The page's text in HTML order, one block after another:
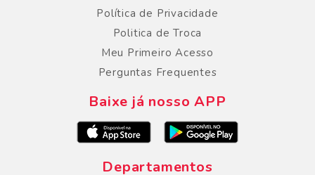
Política de Privacidade
Politica de Troca
Meu Primeiro Acesso
Perguntas Frequentes
Baixe já nosso APP
Departamentos